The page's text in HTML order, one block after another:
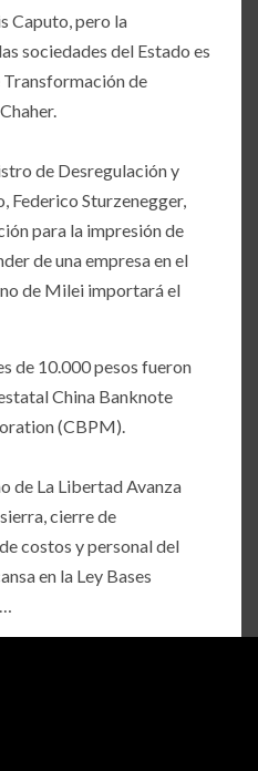
Caputo, pero la
sociedades del Estado es
de
de Desregulación y
Federico Sturzenegger,
para la impresión de
de una empresa en el
de Milei importará el
de 10.000 pesos fueron
China Banknote
(CBPM).
de La Libertad Avanza
cierre de
costos y personal del
en la Ley Bases